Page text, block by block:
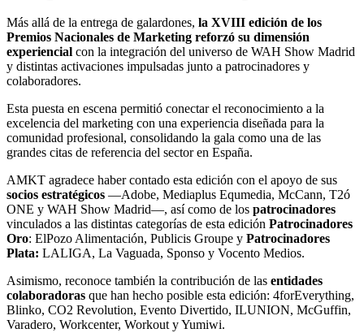
Más allá de la entrega de galardones, la XVIII edición de los
Premios Nacionales de Marketing reforzó su dimensión
experiencial con la integración del universo de WAH Show Madrid
y distintas activaciones impulsadas junto a patrocinadores y
colaboradores.
Esta puesta en escena permitió conectar el reconocimiento a la
excelencia del marketing con una experiencia diseñada para la
comunidad profesional, consolidando la gala como una de las
grandes citas de referencia del sector en España.
AMKT agradece haber contado esta edición con el apoyo de sus
socios estratégicos —Adobe, Mediaplus Equmedia, McCann, T2ó
ONE y WAH Show Madrid—, así como de los patrocinadores
vinculados a las distintas categorías de esta edición Patrocinadores
Oro: ElPozo Alimentación, Publicis Groupe y Patrocinadores
Plata: LALIGA, La Vaguada, Sponso y Vocento Medios.
Asimismo, reconoce también la contribución de las entidades
colaboradoras que han hecho posible esta edición: 4forEverything,
Blinko, CO2 Revolution, Evento Divertido, ILUNION, McGuffin,
Varadero, Workcenter, Workout y Yumiwi.